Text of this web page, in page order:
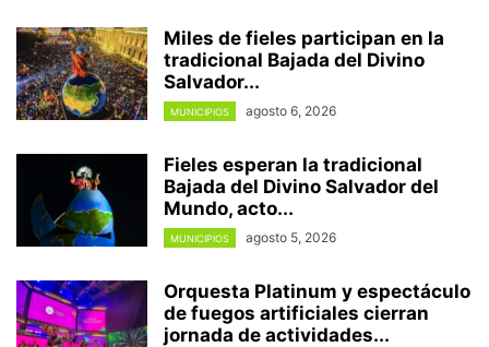
Miles de fieles participan en la
tradicional Bajada del Divino
Salvador...
MUNICIPIOS agosto 6, 2026
Fieles esperan la tradicional
Bajada del Divino Salvador del
Mundo, acto...
MUNICIPIOS agosto 5, 2026
Orquesta Platinum y espectáculo
de fuegos artificiales cierran
jornada de actividades...